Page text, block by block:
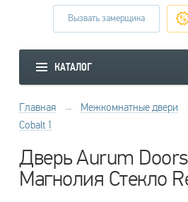
Вызвать замерщика
КАТАЛОГ
Главная → Межкомнатные двери
Cobalt 1
Дверь Aurum Doors
Магнолия Стекло